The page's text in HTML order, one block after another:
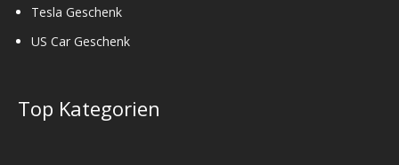
Tesla Geschenk
US Car Geschenk
Top Kategorien